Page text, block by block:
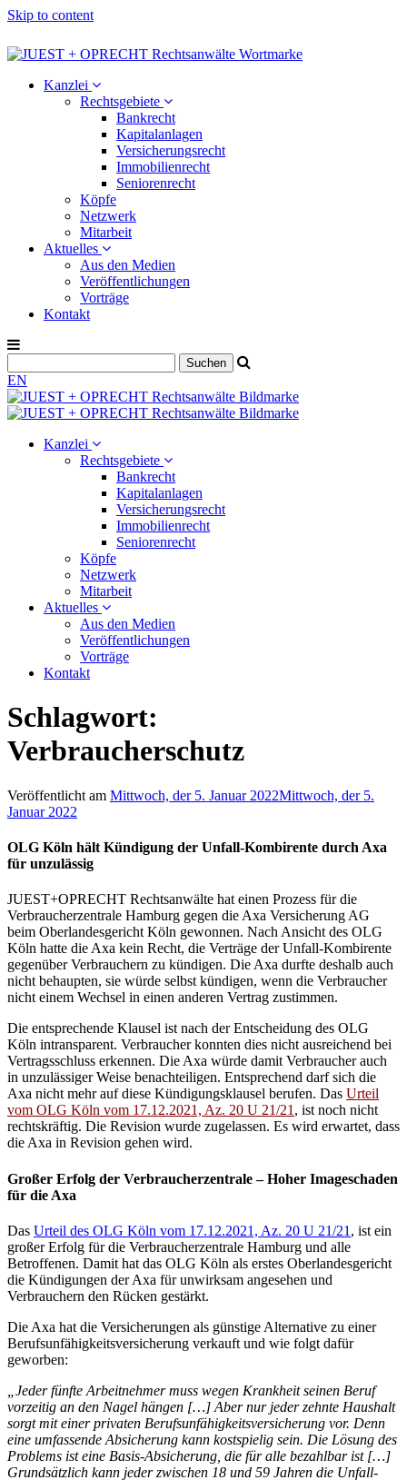
Skip to content
Kanzlei
Rechtsgebiete
Bankrecht
Kapitalanlagen
Versicherungsrecht
Immobilienrecht
Seniorenrecht
Köpfe
Netzwerk
Mitarbeit
Aktuelles
Aus den Medien
Veröffentlichungen
Vorträge
Kontakt
EN
Kanzlei
Rechtsgebiete
Bankrecht
Kapitalanlagen
Versicherungsrecht
Immobilienrecht
Seniorenrecht
Köpfe
Netzwerk
Mitarbeit
Aktuelles
Aus den Medien
Veröffentlichungen
Vorträge
Kontakt
Schlagwort:
Verbraucherschutz
Veröffentlicht am Mittwoch, der 5. Januar 2022Mittwoch, der 5.
Januar 2022
OLG Köln hält Kündigung der Unfall-Kombirente durch Axa
für unzulässig
JUEST+OPRECHT Rechtsanwälte hat einen Prozess für die
Verbraucherzentrale Hamburg gegen die Axa Versicherung AG
beim Oberlandesgericht Köln gewonnen. Nach Ansicht des OLG
Köln hatte die Axa kein Recht, die Verträge der Unfall-Kombirente
gegenüber Verbrauchern zu kündigen. Die Axa durfte deshalb auch
nicht behaupten, sie würde selbst kündigen, wenn die Verbraucher
nicht einem Wechsel in einen anderen Vertrag zustimmen.
Die entsprechende Klausel ist nach der Entscheidung des OLG
Köln intransparent. Verbraucher konnten dies nicht ausreichend bei
Vertragsschluss erkennen. Die Axa würde damit Verbraucher auch
in unzulässiger Weise benachteiligen. Entsprechend darf sich die
Axa nicht mehr auf diese Kündigungsklausel berufen. Das Urteil
vom OLG Köln vom 17.12.2021, Az. 20 U 21/21, ist noch nicht
rechtskräftig. Die Revision wurde zugelassen. Es wird erwartet, dass
die Axa in Revision gehen wird.
Großer Erfolg der Verbraucherzentrale – Hoher Imageschaden
für die Axa
Das Urteil des OLG Köln vom 17.12.2021, Az. 20 U 21/21 , ist ein
großer Erfolg für die Verbraucherzentrale Hamburg und alle
Betroffenen. Damit hat das OLG Köln als erstes Oberlandesgericht
die Kündigungen der Axa für unwirksam angesehen und
Verbrauchern den Rücken gestärkt.
Die Axa hat die Versicherungen als günstige Alternative zu einer
Berufsunfähigkeitsversicherung verkauft und wie folgt dafür
geworben:
„Jeder fünfte Arbeitnehmer muss wegen Krankheit seinen Beruf
vorzeitig an den Nagel hängen […] Aber nur jeder zehnte Haushalt
sorgt mit einer privaten Berufsunfähigkeitsversicherung vor. Denn
eine umfassende Absicherung kann kostspielig sein. Die Lösung des
Problems ist eine Basis-Absicherung, die für alle bezahlbar ist […]
Grundsätzlich kann jeder zwischen 18 und 59 Jahren die Unfall-